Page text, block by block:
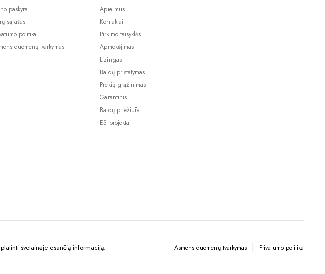
paskyra
sąrašas
politika
duomenų tvarkymas
Apie mus
Kontaktai
Pirkimo taisyklės
Apmokėjimas
Lizingas
Baldų pristatymas
Prekių grąžinimas
Garantinis
Baldų priežiūra
ES projektai
svetainėje esančią informaciją. Asmens duomenų tvarkymas Privatumo politika